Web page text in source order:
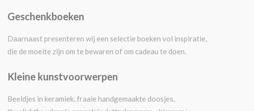
Geschenkboeken
Daarnaast presenteren wij een selectie boeken vol inspiratie,
die de moeite zijn om te bewaren of om cadeau te doen.
Kleine kunstvoorwerpen
Beeldjes in keramiek, fraaie handgemaakte doosjes,